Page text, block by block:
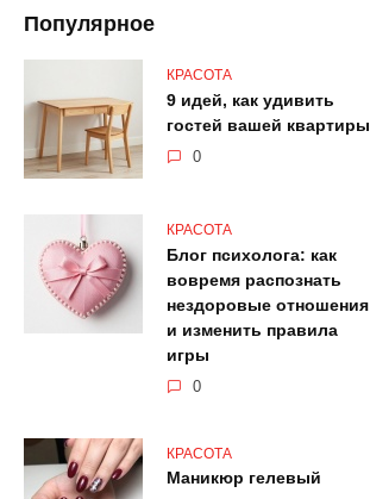
Популярное
КРАСОТА
9 идей, как удивить
гостей вашей квартиры
0
КРАСОТА
Блог психолога: как
вовремя распознать
нездоровые отношения
и изменить правила
игры
0
КРАСОТА
Маникюр гелевый